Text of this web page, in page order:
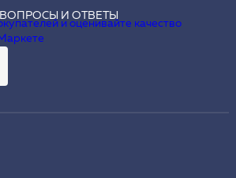
ВОПРОСЫ И ОТВЕТЫ